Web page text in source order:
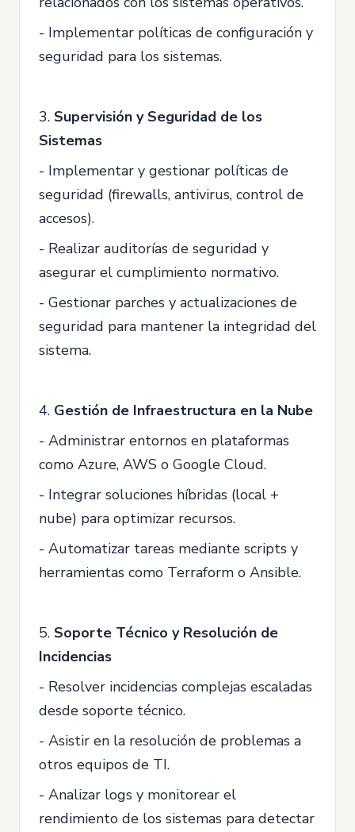
- Implementar políticas de configuración y
seguridad para los sistemas.
3. Supervisión y Seguridad de los
Sistemas
- Implementar y gestionar políticas de
seguridad (firewalls, antivirus, control de
accesos).
- Realizar auditorías de seguridad y
asegurar el cumplimiento normativo.
- Gestionar parches y actualizaciones de
seguridad para mantener la integridad del
sistema.
4. Gestión de Infraestructura en la Nube
- Administrar entornos en plataformas
como Azure, AWS o Google Cloud.
- Integrar soluciones híbridas (local +
nube) para optimizar recursos.
- Automatizar tareas mediante scripts y
herramientas como Terraform o Ansible.
5. Soporte Técnico y Resolución de
Incidencias
- Resolver incidencias complejas escaladas
desde soporte técnico.
- Asistir en la resolución de problemas a
otros equipos de TI.
- Analizar logs y monitorear el
rendimiento de los sistemas para detectar